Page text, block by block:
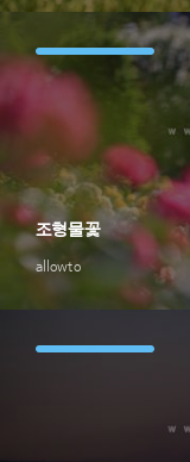
allowto
조형물꽃